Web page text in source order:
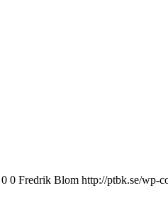
0 0 Fredrik Blom http://ptbk.se/wp-